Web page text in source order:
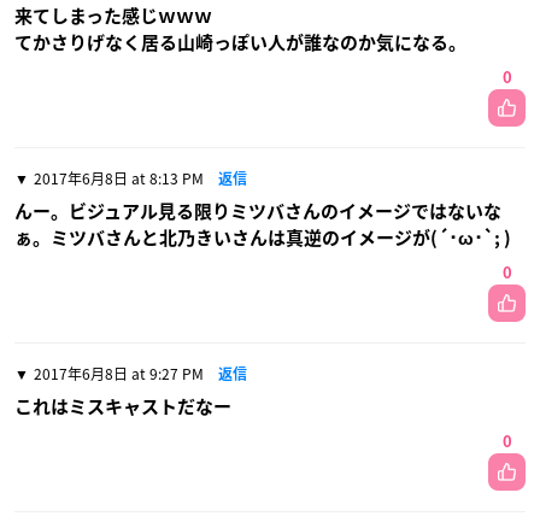
来てしまった感じｗｗｗ
てかさりげなく居る山崎っぽい人が誰なのか気になる。
0
2017年6月8日 at 8:13 PM 返信
んー。ビジュアル見る限りミツバさんのイメージではないな
ぁ。ミツバさんと北乃きいさんは真逆のイメージが(´･ω･`; )
0
2017年6月8日 at 9:27 PM 返信
これはミスキャストだなー
0